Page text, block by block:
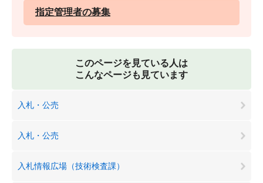
指定管理者の募集
このページを見ている人は
こんなページも見ています
入札・公売
入札・公売
入札情報広場（技術検査課）